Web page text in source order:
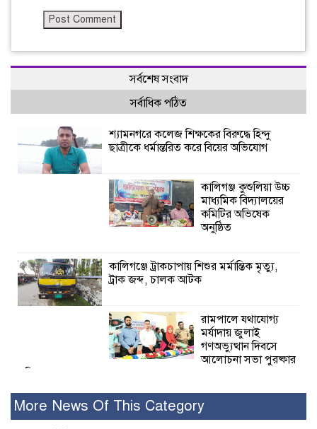
সর্বশেষ সংবাদ
সর্বাধিক পঠিত
শ্যামনগরে কলেজ শিক্ষকের বিরুদ্ধে হিন্দু
ছাত্রীকে ধর্মান্তরিত করে বিয়ের অভিযোগ
কালিগঞ্জ কুশুলিয়া উচ্চ
মাধ্যমিক বিদ্যালয়ের
কমিটির অভিষেক
অনুষ্ঠিত
কালিগঞ্জে ট্রাকচাপায় শিশুর মর্মান্তিক মৃত্যু,
ট্রাক জব্দ, চালক আটক
রামপালে যথাযোগ্য
মর্যাদায় জুলাই
গণঅভ্যুত্থান দিবসে
আলোচনা সভা পুরষ্কার
২৮ জনের সাক্ষ্য শেষ, কাদেরসহ সাতজনের
More News Of This Category